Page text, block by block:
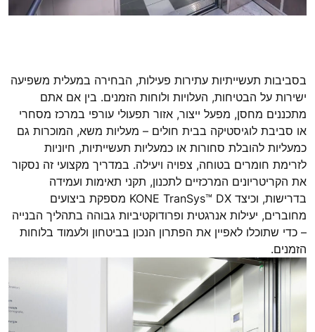
בסביבות תעשייתיות עתירות פעילות, הבחירה במעלית משפיעה
ישירות על הבטיחות, העלויות ולוחות הזמנים. בין אם אתם
מתכננים מחסן, מפעל ייצור, אזור תפעולי עורפי במרכז מסחרי
או סביבת לוגיסטיקה בבית חולים – מעליות משא, המוכרות גם
כמעליות להובלת סחורות או כמעליות תעשייתיות, חיוניות
לזרימת חומרים בטוחה, צפויה ויעילה. במדריך מקצועי זה נסקור
את הקריטריונים המרכזיים לתכנון, תקני תאימות ועמידה
בדרישות, וכיצד KONE TranSys™ DX מספקת ביצועים
מחוברים, יעילות אנרגטית ופרודוקטיביות גבוהה בתהליך הבנייה
– כדי שתוכלו לאפיין את הפתרון הנכון בביטחון ולעמוד בלוחות
הזמנים.